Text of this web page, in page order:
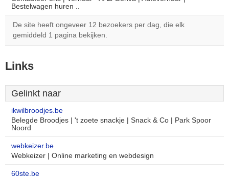
Bestelwagen huren ..
De site heeft ongeveer 12 bezoekers per dag, die elk
gemiddeld 1 pagina bekijken.
Links
Gelinkt naar
ikwilbroodjes.be
Belegde Broodjes | 't zoete snackje | Snack & Co | Park Spoor
Noord
webkeizer.be
Webkeizer | Online marketing en webdesign
60ste.be